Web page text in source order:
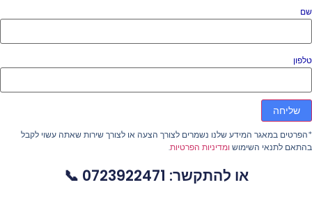
שליחה
במאגר המידע שלנו נשמרים לצורך הצעה או לצורך שירות שאתה עשוי לקבל
לתנאי השימושומדיניות הפרטיות.
או להתקשר: 0723922471 📞